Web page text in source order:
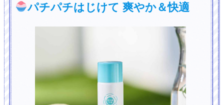
パチパチはじけて 爽やか＆快適